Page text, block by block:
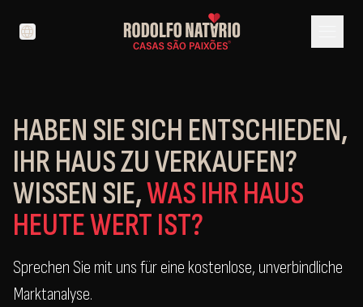
language
HABEN SIE SICH ENTSCHIEDEN,
IHR HAUS ZU VERKAUFEN?
WISSEN SIE,WAS IHR HAUS
HEUTE WERT IST?
Sprechen Sie mit uns für eine kostenlose, unverbindliche
Marktanalyse.